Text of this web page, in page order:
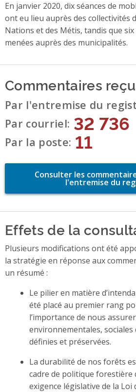
En janvier 2020, dix séances de
ont eu lieu auprès des collectivités
Nations et des Métis, tandis que
menées auprès des municipalités.
Commentaires
Par l'entremise du
Par courriel 32 736
Par la poste 11
Consulter les
l'entremise du
Effets de la
Plusieurs modifications ont été
la stratégie en réponse aux
un résumé :
Le pilier en matière
été placé au premier rang
l’importance de nous
environnementales,
définies et préservées.
La durabilité de nos forêts
cadre de politique forestière
exigence législative de la Loi